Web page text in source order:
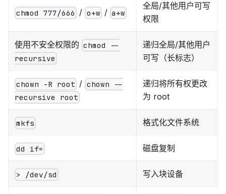
chmod 777/666 / o+w / a+w
全局/其他用户可写
权限
使用不安全权限的 chmod --
recursive
递归全局/其他用户
可写（长标志）
chown -R root / chown --
recursive root
递归将所有权更改
为 root
mkfs 格式化文件系统
dd if= 磁盘复制
> /dev/sd 写入块设备